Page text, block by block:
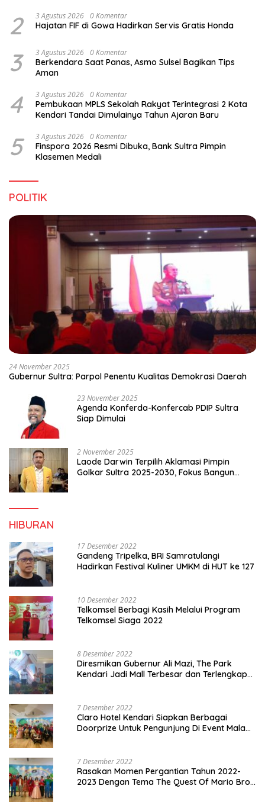
2 3 Agustus 2026 0 Komentar
Hajatan FIF di Gowa Hadirkan Servis Gratis Honda
3 3 Agustus 2026 0 Komentar
Berkendara Saat Panas, Asmo Sulsel Bagikan Tips
Aman
4 3 Agustus 2026 0 Komentar
Pembukaan MPLS Sekolah Rakyat Terintegrasi 2 Kota
Kendari Tandai Dimulainya Tahun Ajaran Baru
5 3 Agustus 2026 0 Komentar
Finspora 2026 Resmi Dibuka, Bank Sultra Pimpin
Klasemen Medali
POLITIK
24 November 2025
Gubernur Sultra: Parpol Penentu Kualitas Demokrasi Daerah
23 November 2025
Agenda Konferda-Konfercab PDIP Sultra
Siap Dimulai
2 November 2025
Laode Darwin Terpilih Aklamasi Pimpin
Golkar Sultra 2025-2030, Fokus Bangun
HIBURAN
17 Desember 2022
Gandeng Tripelka, BRI Samratulangi
Hadirkan Festival Kuliner UMKM di HUT ke 127
10 Desember 2022
Telkomsel Berbagi Kasih Melalui Program
Telkomsel Siaga 2022
8 Desember 2022
Diresmikan Gubernur Ali Mazi, The Park
Kendari Jadi Mall Terbesar dan Terlengkap
7 Desember 2022
Claro Hotel Kendari Siapkan Berbagai
Doorprize Untuk Pengunjung Di Event Malam
7 Desember 2022
Rasakan Momen Pergantian Tahun 2022-
2023 Dengan Tema The Quest Of Mario Bros